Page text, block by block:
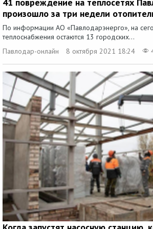
произошло за три недели
По информации АО «Павлодарэнерго», на
теплоснабжения остаются 13 городских...
Павлодар-онлайн
8 октября 2021 18:24